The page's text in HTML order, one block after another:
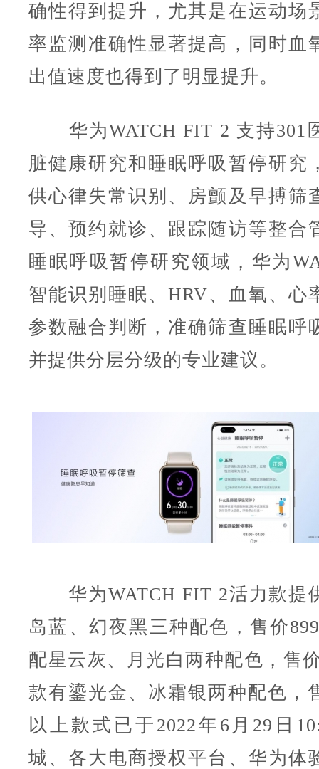
确性得到提升，尤其是在运动场
率监测准确性显著提高，同时血
出值速度也得到了明显提升。
华为WATCH FIT 2 支持301
脏健康研究和睡眠呼吸暂停研究
供心律失常识别、房颤及早搏筛
导、预约就诊、跟踪随访等整合
睡眠呼吸暂停研究领域，华为
智能识别睡眠、HRV、血氧、心
参数融合判断，准确筛查睡眠呼
并提供分层分级的专业建议。
华为WATCH FIT 2活力款提
岛蓝、幻夜黑三种配色，售价
配星云灰、月光白两种配色，售
款有鎏光金、冰霜银两种配色，
以上款式已于2022年6月29日
城、各大电商授权平台、华为体